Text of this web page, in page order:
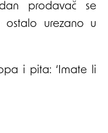
prodavač se
urezano u
i pita: ‘Imate li